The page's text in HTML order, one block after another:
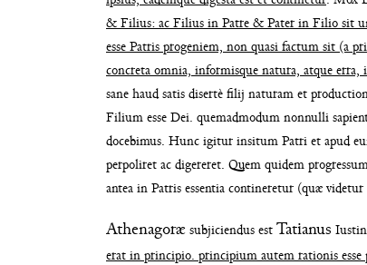
& Filius: ac Filius in Patre & Pater in Filio sit
esse Patris progeniem, non quasi factum sit (a
concreta omnia, informisque natura, atque erra,
sane haud satis disertè filij naturam et
Filium esse Dei. quemadmodum nonnulli
docebimus. Hunc igitur insitum Patri et apud
perpoliret ac digereret. Quem quidem
antea in Patris essentia contineretur (quæ videtur
Athenagoræ subjiciendus est Tatianus
erat in principio. principium autem rationis esse